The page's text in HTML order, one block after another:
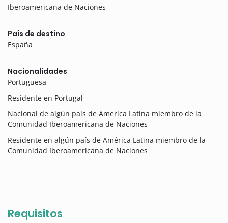
Iberoamericana de Naciones
País de destino
España
Nacionalidades
Portuguesa
Residente en Portugal
Nacional de algún país de America Latina miembro de la
Comunidad Iberoamericana de Naciones
Residente en algún país de América Latina miembro de la
Comunidad Iberoamericana de Naciones
Requisitos